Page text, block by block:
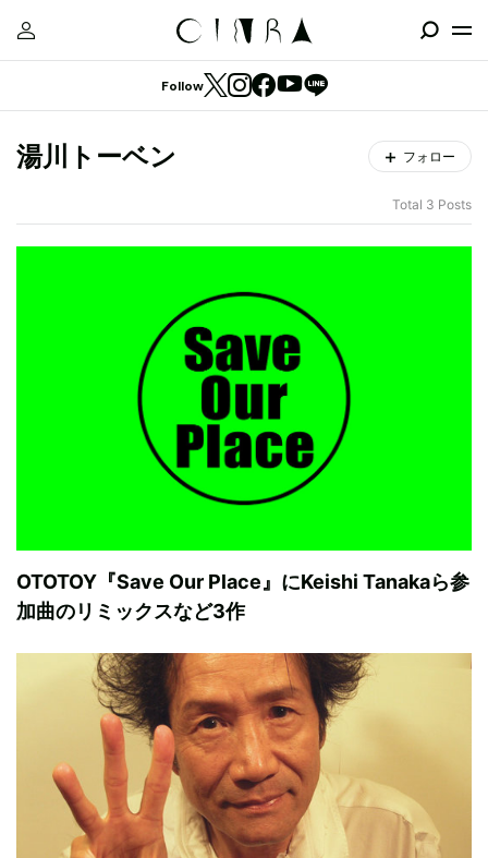
Follow
湯川トーベン フォロー
Total 3 Posts
OTOTOY『Save Our Place』にKeishi Tanakaら参
加曲のリミックスなど3作